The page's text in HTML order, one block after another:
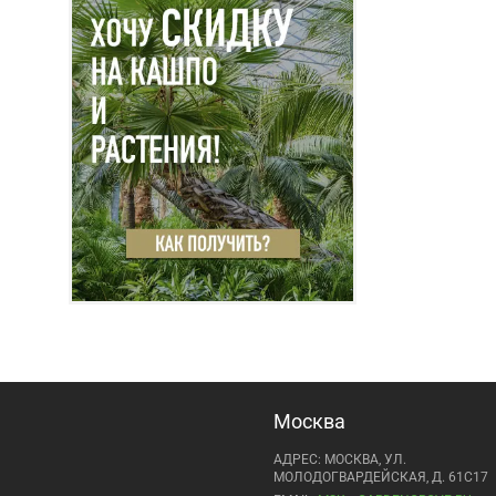
Москва
АДРЕС: МОСКВА, УЛ.
МОЛОДОГВАРДЕЙСКАЯ, Д. 61С17